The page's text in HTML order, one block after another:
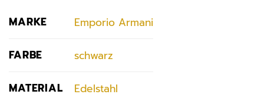
MARKE Emporio Armani
FARBE schwarz
MATERIAL Edelstahl